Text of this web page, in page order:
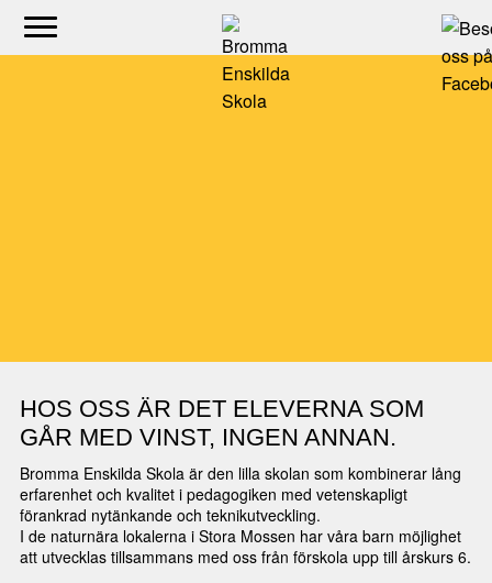
Hoppa
HOS OSS ÄR DET ELEVERNA SOM
GÅR MED VINST, INGEN ANNAN.
Bromma Enskilda Skola är den lilla skolan som kombinerar lång
erfarenhet och kvalitet i pedagogiken med vetenskapligt
förankrad nytänkande och teknikutveckling.
I de naturnära lokalerna i Stora Mossen har våra barn möjlighet
att utvecklas tillsammans med oss från förskola upp till årskurs 6.